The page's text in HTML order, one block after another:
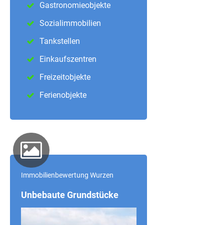
Gastronomieobjekte
Sozialimmobilien
Tankstellen
Einkaufszentren
Freizeitobjekte
Ferienobjekte
Immobilienbewertung Wurzen
Unbebaute Grundstücke